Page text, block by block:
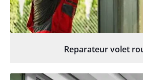
Reparateur volet